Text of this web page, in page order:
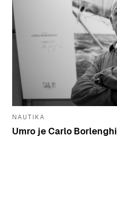
NAUTIKA
Umro je Carlo Borlenghi